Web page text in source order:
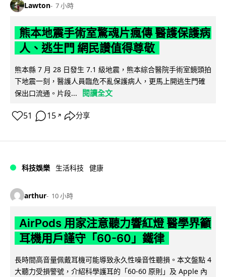
Lawton 7 小時
熊本地震手術室驚魂片瘋傳 醫護保護病
人、逃生門 網民讚值得尊敬
熊本縣 7 月 28 日發生 7.1 級地震，熊本綜合醫院手術室鏡頭拍
下地震一刻，醫護人員臨危不亂保護病人，更馬上開逃生門確
保出口流通。片段...
閱讀全文
51 15 ↗ 分享
科技娛樂 生活科技 健康
arthur 10 小時
AirPods 用家注意聽力響紅燈 醫學界籲
耳機用戶謹守「60-60」鐵律
長時間高音量佩戴耳機可能導致永久性噪音性聽損。本文盤點 4
大聽力受損警號，介紹科學護耳的「60-60 原則」及 Apple 內